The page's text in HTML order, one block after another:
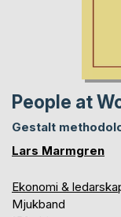
People at
Gestalt
Lars Marmgren
Ekonomi &
Mjukband